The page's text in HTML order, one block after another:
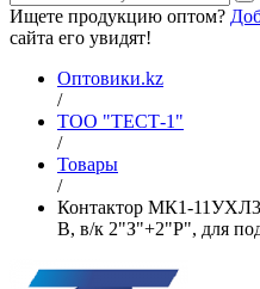
Ищете продукцию оптом?
сайта его увидят!
Оптовики.kz
/
ТОО "ТЕСТ-1"
/
Товары
/
Контактор МК1-
В, в/к 2"З"+2"Р", для